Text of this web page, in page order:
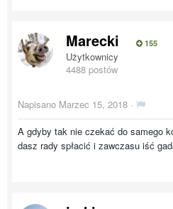
Marecki 155
Użytkownicy
4488 postów
Napisano Marzec 15, 2018 ·
A gdyby tak nie czekać do samego
dasz rady spłacić i zawczasu iść